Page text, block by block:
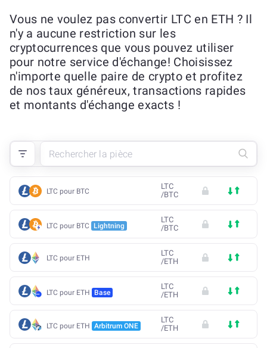
Vous ne voulez pas convertir LTC en ETH ? Il
n'y a aucune restriction sur les
cryptocurrences que vous pouvez utiliser
pour notre service d'échange! Choisissez
n'importe quelle paire de crypto et profitez
de nos taux généreux, transactions rapides
et montants d'échange exacts !
LTC pour BTC
LTC
/BTC
LTC pour BTC Lightning
LTC
/BTC
LTC pour ETH
LTC
/ETH
LTC pour ETH Base
LTC
/ETH
LTC pour ETH Arbitrum ONE
LTC
/ETH